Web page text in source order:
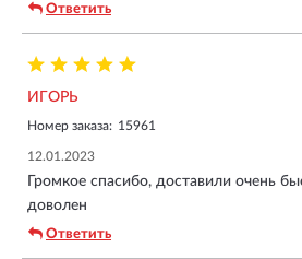
Ответить
ИГОРЬ
Номер заказа: 15961
12.01.2023
Громкое спасибо, доставили очень
доволен
Ответить